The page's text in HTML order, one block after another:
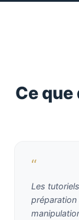
Ce
“
Les
préparation